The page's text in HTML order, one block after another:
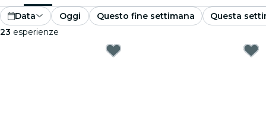
Data Oggi Questo fine settimana
Questa
23 esperienze